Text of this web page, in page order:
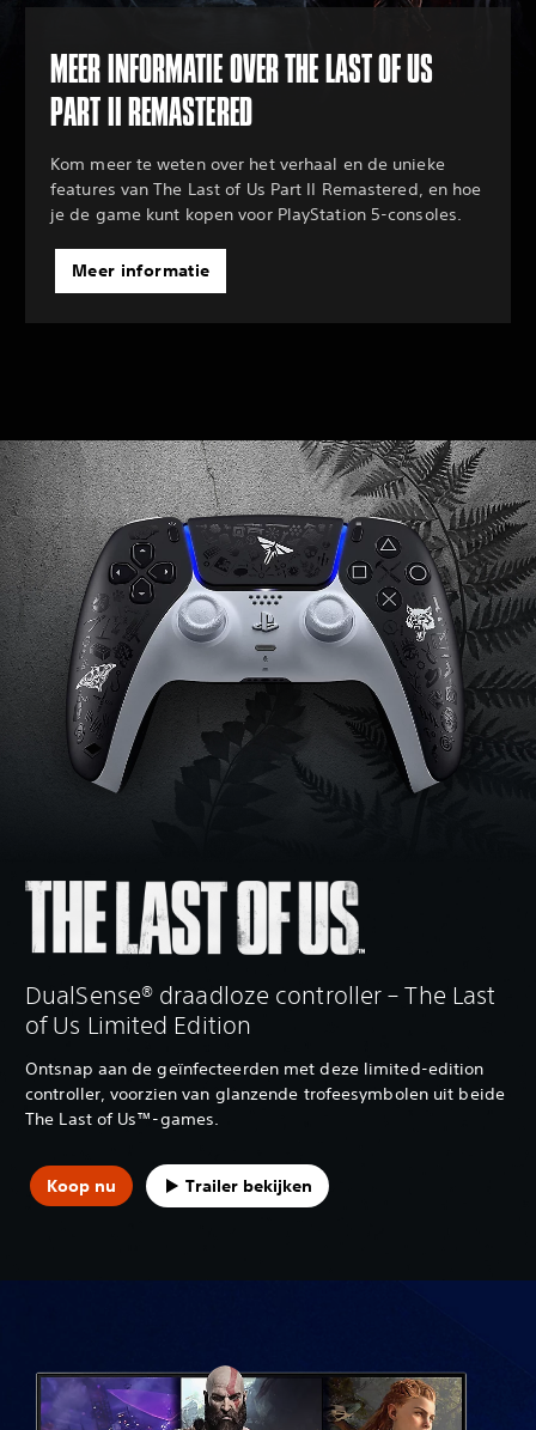
MEER INFORMATIE OVER THE LAST OF US
PART II REMASTERED
Kom meer te weten over het verhaal en de unieke
features van The Last of Us Part II Remastered, en hoe
je de game kunt kopen voor PlayStation 5-consoles.
Meer informatie
DualSense® draadloze controller – The Last
of Us Limited Edition
Ontsnap aan de geïnfecteerden met deze limited-edition
controller, voorzien van glanzende trofeesymbolen uit beide
The Last of Us™-games.
Koop nu Trailer bekijken